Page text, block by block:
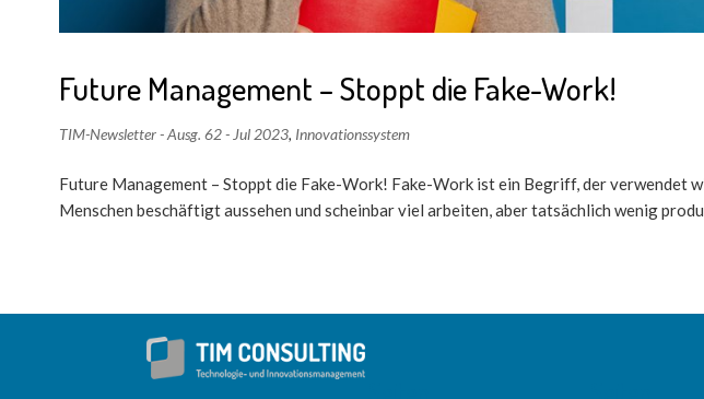
Future Management – Stoppt die Fake-Work!
TIM-Newsletter - Ausg. 62 - Jul 2023, Innovationssystem
Future Management – Stoppt die Fake-Work! Fake-Work ist ein Begriff, der verwendet
Menschen beschäftigt aussehen und scheinbar viel arbeiten, aber tatsächlich wenig